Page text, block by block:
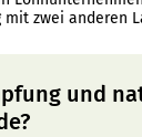
zwei anderen
und